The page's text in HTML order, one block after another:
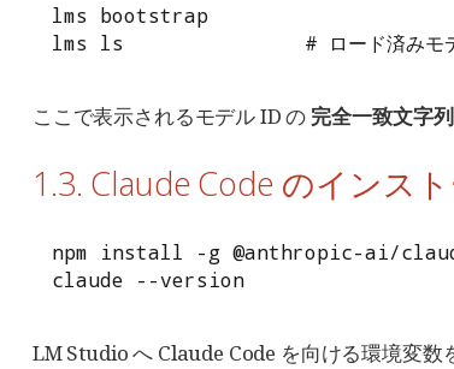
lms bootstrap
lms ls               # ロード済みモデ
ここで表示されるモデル ID の 完全一致文字列
1.3. Claude Code のインス
npm install -g @anthropic-ai/
claude --version
LM Studio へ Claude Code を向ける環境変数